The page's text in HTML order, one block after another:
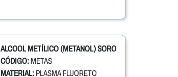
ALCOOL METÍLICO (METANOL) SORO
CÓDIGO: METAS
MATERIAL:PLASMA FLUORETO